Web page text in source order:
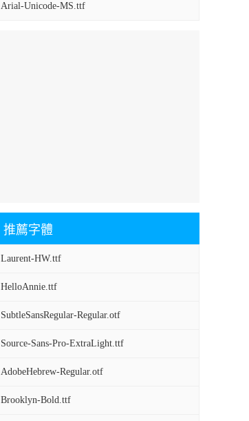
Arial-Unicode-MS.ttf
推薦字體
Laurent-HW.ttf
HelloAnnie.ttf
SubtleSansRegular-Regular.otf
Source-Sans-Pro-ExtraLight.ttf
AdobeHebrew-Regular.otf
Brooklyn-Bold.ttf